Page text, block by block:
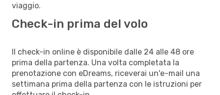
viaggio.
Check-in prima del volo
Il check-in online è disponibile dalle 24 alle 48 ore
prima della partenza. Una volta completata la
prenotazione con eDreams, riceverai un'e-mail una
settimana prima della partenza con le istruzioni per